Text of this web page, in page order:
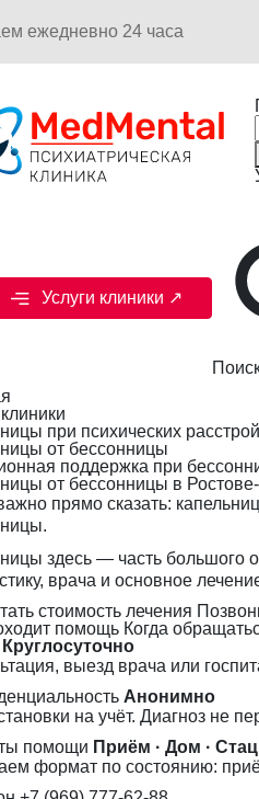
ежедневно 24 часа
Услуги клиники ↗
при психических
от бессонницы
поддержка при
от бессонницы в
прямо сказать:
здесь — часть большого
врача и основное
стоимость лечения
помощь Когда
Круглосуточно
выезд врача или
Анонимно
на учёт. Диагноз не
помощи Приём · Дом ·
формат по состоянию: